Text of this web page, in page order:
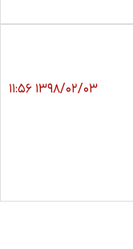
۱۳۹۸/۰۲/۰۳ ۱۱:۵۶